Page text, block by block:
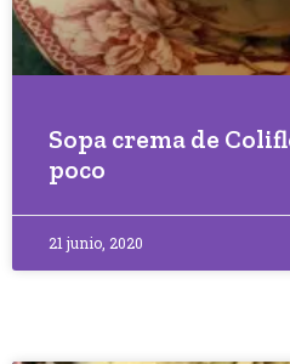
Sopa crema de
poco
21 junio, 2020